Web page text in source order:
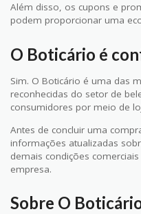
Além disso, os cupons e
podem proporcionar uma
O Boticário é
Sim. O Boticário é uma das
reconhecidas do setor de
consumidores por meio de
Antes de concluir uma
informações atualizadas
demais condições
empresa.
Sobre O